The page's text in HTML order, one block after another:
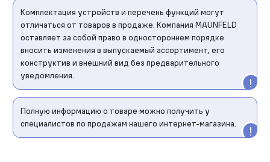
Комплектация устройств и перечень функций могут
отличаться от товаров в продаже. Компания MAUNFELD
оставляет за собой право в одностороннем порядке
вносить изменения в выпускаемый ассортимент, его
конструктив и внешний вид без предварительного
уведомления.
Полную информацию о товаре можно получить у
специалистов по продажам нашего интернет-магазина.